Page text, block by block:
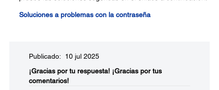
Soluciones a problemas con la contraseña
Publicado: 10 jul 2025
¡Gracias por tu respuesta! ¡Gracias por tus
comentarios!